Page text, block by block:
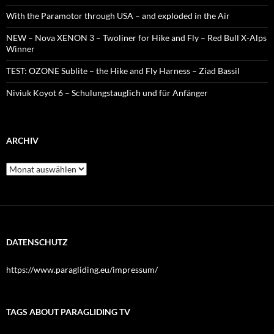
With the Paramotor through USA – and exploded in the Air
NEW – Nova XENON 3 – Twoliner for Hike and Fly – Red Bull X-Alps
Winner
TEST: OZONE Sublite – the Hike and Fly Harness – Ziad Bassil
Niviuk Koyot 6 – Schulungstauglich und für Anfänger
ARCHIV
Archiv
DATENSCHUTZ
https://www.paragliding.eu/impressum/
TAGS ABOUT PARAGLIDING TV